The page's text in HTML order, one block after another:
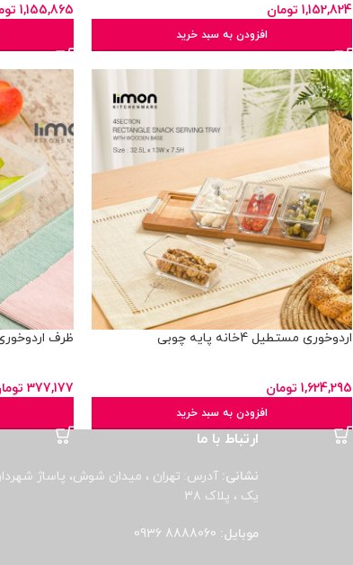
1,152,824 تومان
افزودن به سبد خرید
1,155,865
اردوخوری مستطیل 4خانه پایه چوبی
1,624,295 تومان
افزودن به سبد خرید
ظرف
377,177
ارتباط با ما
نشانی: آدرس: تهران ، میدان شوش، پاساژ
یک ، پلاک ۳۸
موبایل: 8888060 0936